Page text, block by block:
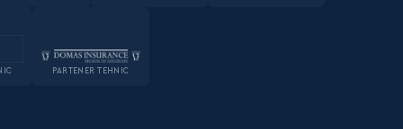
PARTENER TEHNIC